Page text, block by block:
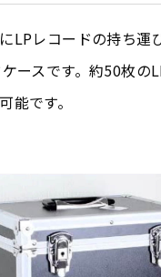
LPレコードの持ち運
ースです。約50枚の
能です。